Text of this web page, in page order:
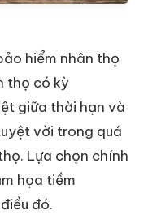
hiểm nhân thọ
thọ có kỳ
giữa thời hạn và
vời trong quá
Lựa chọn chính
họa tiềm
đó.